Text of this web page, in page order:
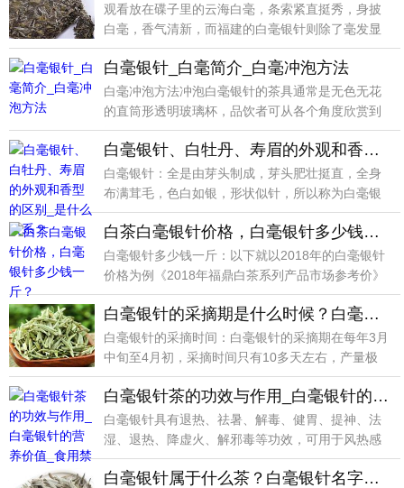
观看放在碟子里的云海白毫，条索紧直挺秀，身披
白毫，香气清新，而福建的白毫银针则除了毫发显
露外，还略带
白毫银针_白毫简介_白毫冲泡方法
白毫冲泡方法冲泡白毫银针的茶具通常是无色无花
的直筒形透明玻璃杯，品饮者可从各个角度欣赏到
坏中茶的形色
白毫银针、白牡丹、寿眉的外观和香型的区别_是什么关系？
白毫银针：全是由芽头制成，芽头肥壮挺直，全身
布满茸毛，色白如银，形状似针，所以称为白毫银
针，香型以毫
白茶白毫银针价格，白毫银针多少钱一斤？
白毫银针多少钱一斤：以下就以2018年的白毫银针
价格为例《2018年福鼎白茶系列产品市场参考价》
1年
白毫银针的采摘期是什么时候？白毫银针的采摘时间
白毫银针的采摘时间：白毫银针的采摘期在每年3月
中旬至4月初，采摘时间只有10多天左右，产量极
少，1亩
白毫银针茶的功效与作用_白毫银针的营养价值_食用禁忌_选购方法
白毫银针具有退热、祛暑、解毒、健胃、提神、法
湿、退热、降虚火、解邪毒等功效，可用于风热感
冒、麻疹患者
白毫银针属于什么茶？白毫银针名字的由来